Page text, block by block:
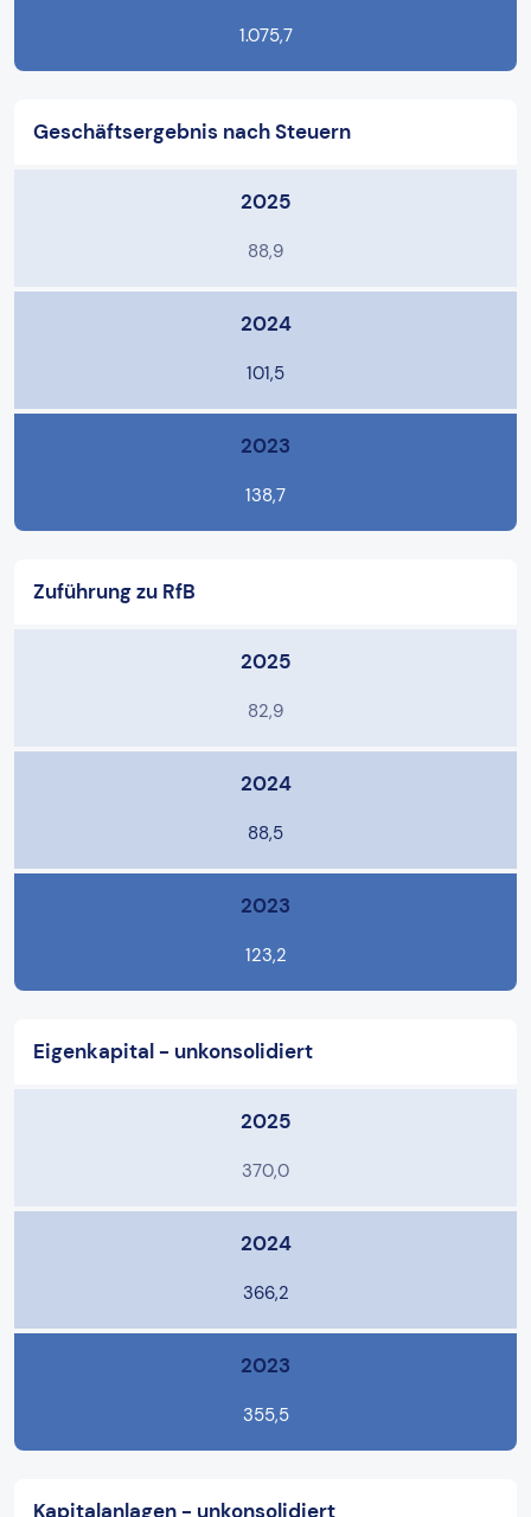
1.075,7
Geschäftsergebnis nach Steuern
2025
88,9
2024
101,5
2023
138,7
Zuführung zu RfB
2025
82,9
2024
88,5
2023
123,2
Eigenkapital - unkonsolidiert
2025
370,0
2024
366,2
2023
355,5
Kapitalanlagen - unkonsolidiert